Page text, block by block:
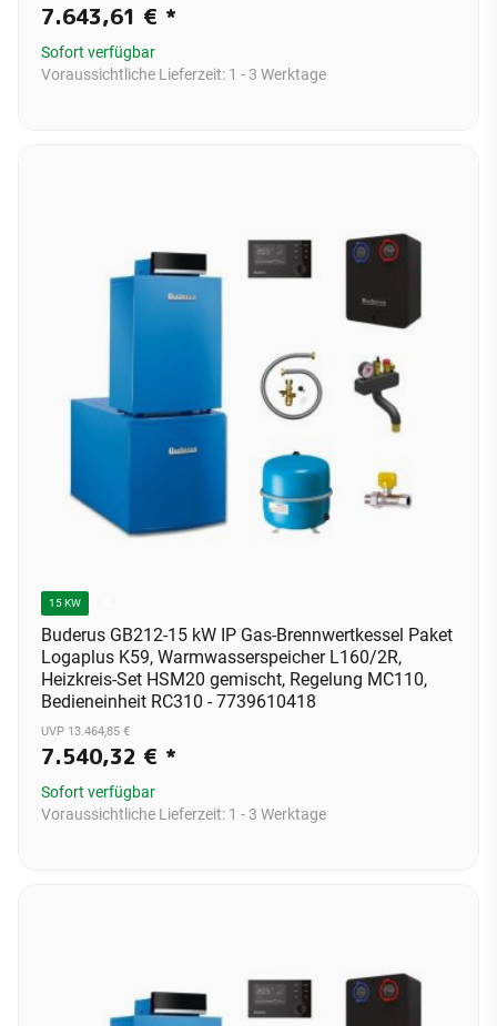
7.643,61 € *
Sofort verfügbar
Voraussichtliche Lieferzeit: 1 - 3 Werktage
15 KW
Buderus GB212-15 kW IP Gas-Brennwertkessel Paket
Logaplus K59, Warmwasserspeicher L160/2R,
Heizkreis-Set HSM20 gemischt, Regelung MC110,
Bedieneinheit RC310 - 7739610418
UVP 13.464,85 €
7.540,32 € *
Sofort verfügbar
Voraussichtliche Lieferzeit: 1 - 3 Werktage